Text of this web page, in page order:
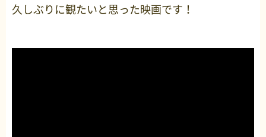
久しぶりに観たいと思った映画です！